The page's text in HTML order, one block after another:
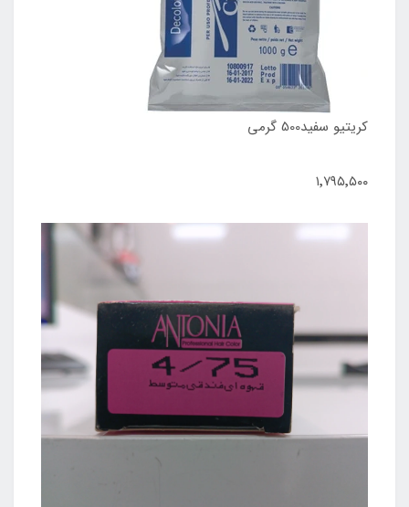
کریتیو سفید500 گرمی
۱٬۷۹۵٬۵۰۰